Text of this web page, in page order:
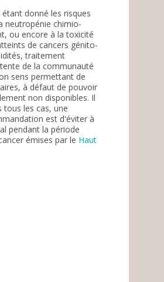
donné les risques
neutropénie chimio-
ou encore à la toxicité
de cancers génito-
traitement
de la communauté
sens permettant de
à défaut de pouvoir
non disponibles. Il
tous les cas, une
est d'éviter à
pendant la période
émises par le Haut